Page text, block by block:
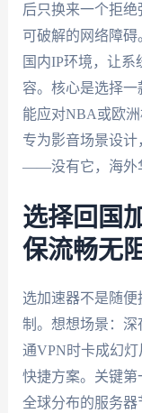
后只换来一个拒
可破解的网络障碍
国内IP环境，让
容。核心是选择
能应对NBA或欧
专为影音场景设
——没有它，海外
选择回国
保流畅无
选加速器不是随
制。想想场景：
通VPN时卡成幻
快捷方案。关键
全球分布的服务